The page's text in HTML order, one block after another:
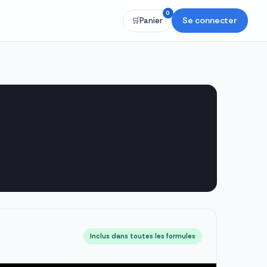
🛒Panier
0
Se connecter
Inclus dans toutes les formules